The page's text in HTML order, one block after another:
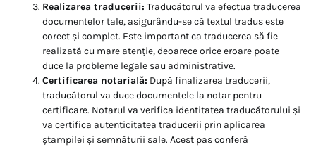
Realizarea traducerii: Traducătorul va efectua traducerea
documentelor tale, asigurându-se că textul tradus este
corect și complet. Este important ca traducerea să fie
realizată cu mare atenție, deoarece orice eroare poate
duce la probleme legale sau administrative.
Certificarea notarială: După finalizarea traducerii,
traducătorul va duce documentele la notar pentru
certificare. Notarul va verifica identitatea traducătorului și
va certifica autenticitatea traducerii prin aplicarea
ștampilei și semnăturii sale. Acest pas conferă